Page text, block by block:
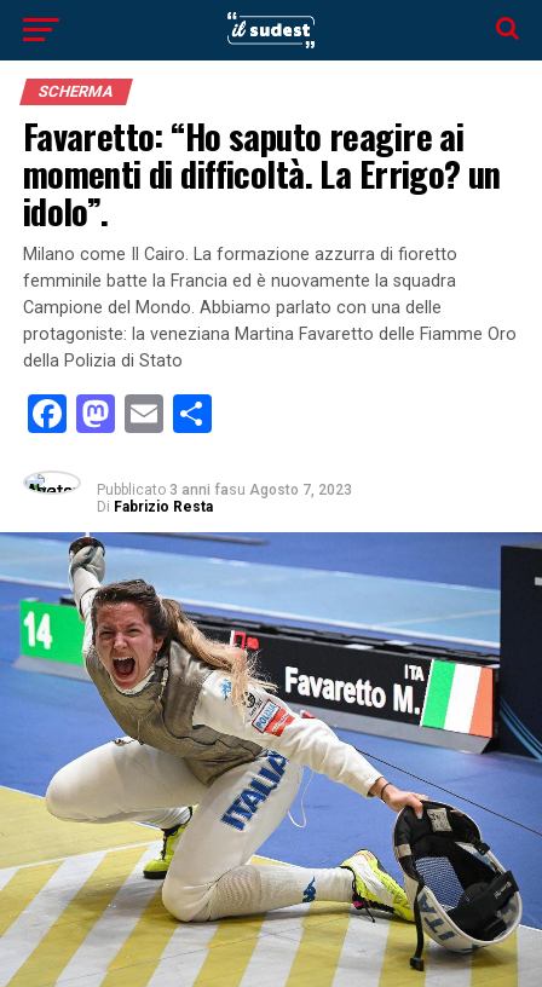
SCHERMA
Favaretto: “Ho saputo reagire ai
momenti di difficoltà. La Errigo? un
idolo”.
Milano come Il Cairo. La formazione azzurra di fioretto
femminile batte la Francia ed è nuovamente la squadra
Campione del Mondo. Abbiamo parlato con una delle
protagoniste: la veneziana Martina Favaretto delle Fiamme Oro
della Polizia di Stato
Facebook
Mastodon
EmailCondividi
Pubblicato 3 anni fasu Agosto 7, 2023
Di Fabrizio Resta